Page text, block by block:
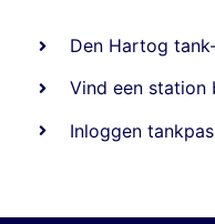
Den Hartog
Vind een station
Inloggen